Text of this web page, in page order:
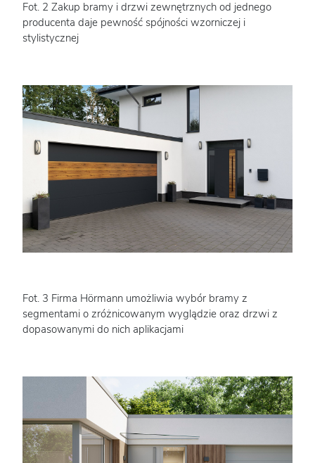
Fot. 2 Zakup bramy i drzwi zewnętrznych od jednego
producenta daje pewność spójności wzorniczej i
stylistycznej
Fot. 3 Firma Hörmann umożliwia wybór bramy z
segmentami o zróżnicowanym wyglądzie oraz drzwi z
dopasowanymi do nich aplikacjami